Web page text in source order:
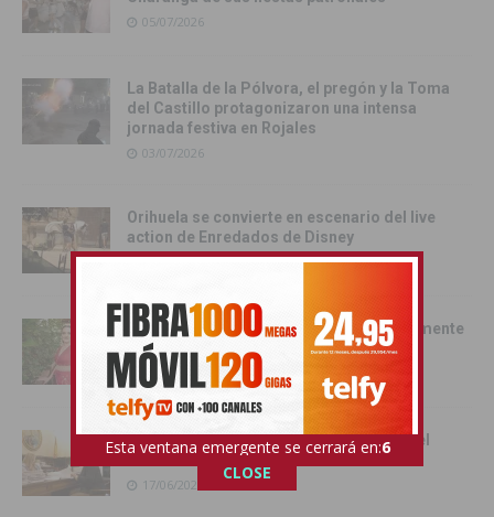
05/07/2026
La Batalla de la Pólvora, el pregón y la Toma
del Castillo protagonizaron una intensa
jornada festiva en Rojales
03/07/2026
Orihuela se convierte en escenario del live
action de Enredados de Disney
01/07/2026
Pilar Hernández, Armengola 2026: «realmente
soy una Armengola ‘Armengola'»
29/06/2026
Las senadoras de la Vega Baja acercan el
Senado a la comarca
17/06/2026
Esta ventana emergente se cerrará en:4
CLOSE